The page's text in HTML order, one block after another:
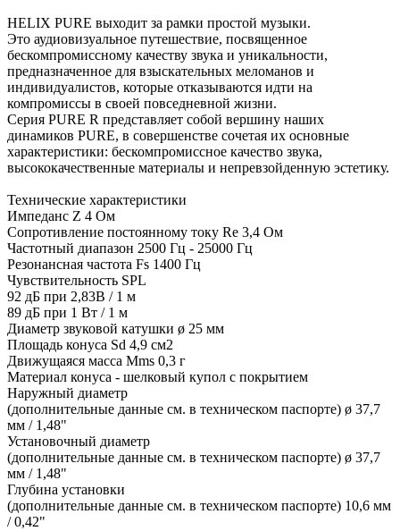
HELIX PURE выходит за рамки простой музыки.
Это аудиовизуальное путешествие, посвященное
бескомпромиссному качеству звука и уникальности,
предназначенное для взыскательных меломанов и
индивидуалистов, которые отказываются идти на
компромиссы в своей повседневной жизни.
Серия PURE R представляет собой вершину наших
динамиков PURE, в совершенстве сочетая их основные
характеристики: бескомпромиссное качество звука,
высококачественные материалы и непревзойденную эстетику.
Технические характеристики
Импеданс Z 4 Ом
Сопротивление постоянному току Re 3,4 Ом
Частотный диапазон 2500 Гц - 25000 Гц
Резонансная частота Fs 1400 Гц
Чувствительность SPL
92 дБ при 2,83В / 1 м
89 дБ при 1 Вт / 1 м
Диаметр звуковой катушки ø 25 мм
Площадь конуса Sd 4,9 см2
Движущаяся масса Mms 0,3 г
Материал конуса - шелковый купол с покрытием
Наружный диаметр
(дополнительные данные см. в техническом паспорте) ø 37,7
мм / 1,48"
Установочный диаметр
(дополнительные данные см. в техническом паспорте) ø 37,7
мм / 1,48"
Глубина установки
(дополнительные данные см. в техническом паспорте) 10,6 мм
/ 0,42"